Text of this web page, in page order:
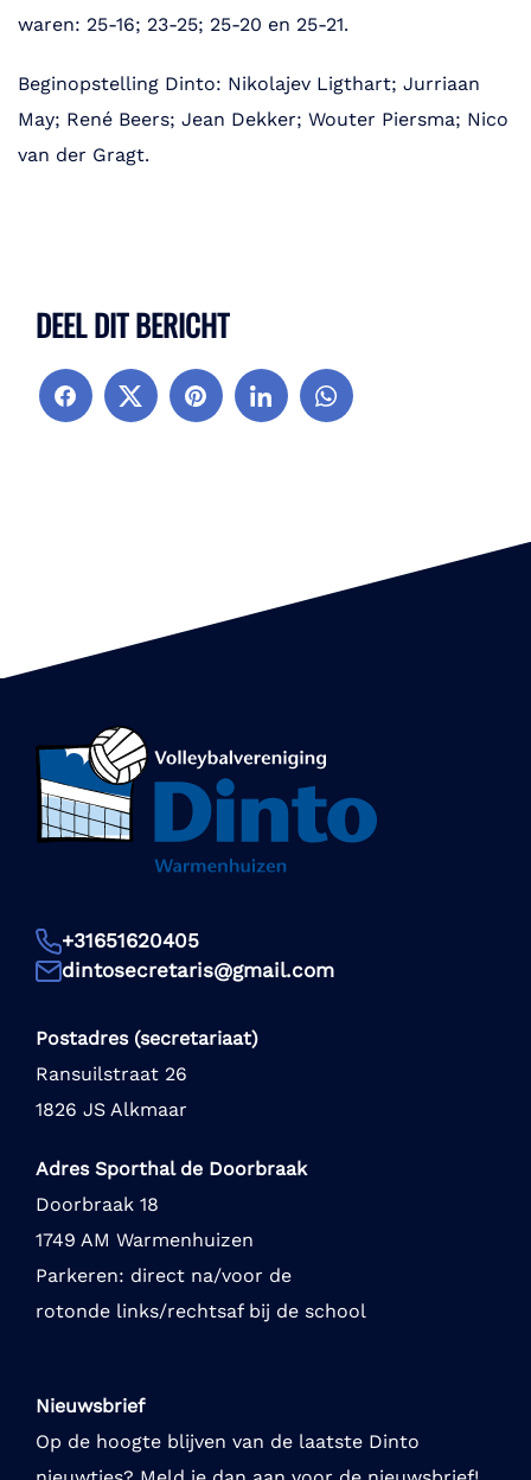
waren: 25-16; 23-25; 25-20 en 25-21.
Beginopstelling Dinto: Nikolajev Ligthart; Jurriaan
May; René Beers; Jean Dekker; Wouter Piersma; Nico
van der Gragt.
DEEL DIT BERICHT
+31651620405
dintosecretaris@gmail.com
Postadres (secretariaat)
Ransuilstraat 26
1826 JS Alkmaar
Adres Sporthal de Doorbraak
Doorbraak 18
1749 AM Warmenhuizen
Parkeren: direct na/voor de
rotonde links/rechtsaf bij de school
Nieuwsbrief
Op de hoogte blijven van de laatste Dinto